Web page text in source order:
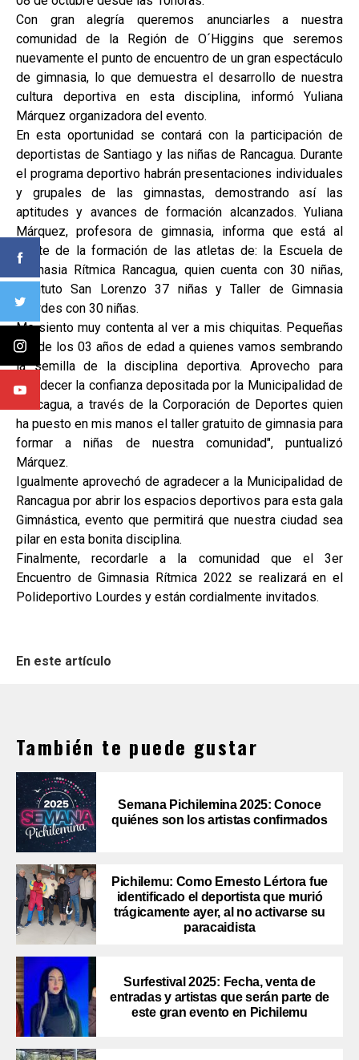
Con gran alegría queremos anunciarles a nuestra
comunidad de la Región de O´Higgins que seremos
nuevamente el punto de encuentro de un gran espectáculo
de gimnasia, lo que demuestra el desarrollo de nuestra
cultura deportiva en esta disciplina, informó Yuliana
Márquez organizadora del evento.
En esta oportunidad se contará con la participación de
deportistas de Santiago y las niñas de Rancagua. Durante
el programa deportivo habrán presentaciones individuales
y grupales de las gimnastas, demostrando así las
aptitudes y avances de formación alcanzados. Yuliana
Márquez, profesora de gimnasia, informa que está al
frente de la formación de las atletas de: la Escuela de
Gimnasia Rítmica Rancagua, quien cuenta con 30 niñas,
Instituto San Lorenzo 37 niñas y Taller de Gimnasia
Lourdes con 30 niñas.
Me siento muy contenta al ver a mis chiquitas. Pequeñas
desde los 03 años de edad a quienes vamos sembrando
la semilla de la disciplina deportiva. Aprovecho para
agradecer la confianza depositada por la Municipalidad de
Rancagua, a través de la Corporación de Deportes quien
ha puesto en mis manos el taller gratuito de gimnasia para
formar a niñas de nuestra comunidad", puntualizó
Márquez.
Igualmente aprovechó de agradecer a la Municipalidad de
Rancagua por abrir los espacios deportivos para esta gala
Gimnástica, evento que permitirá que nuestra ciudad sea
pilar en esta bonita disciplina.
Finalmente, recordarle a la comunidad que el 3er
Encuentro de Gimnasia Rítmica 2022 se realizará en el
Polideportivo Lourdes y están cordialmente invitados.
En este artículo
También te puede gustar
Semana Pichilemina 2025: Conoce
quiénes son los artistas confirmados
Pichilemu: Como Ernesto Lértora fue
identificado el deportista que murió
trágicamente ayer, al no activarse su
paracaidista
Surfestival 2025: Fecha, venta de
entradas y artistas que serán parte de
este gran evento en Pichilemu